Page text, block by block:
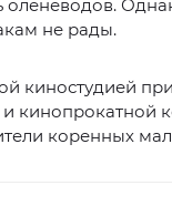
не рады.
киностудией
кинопрокатной
коренных